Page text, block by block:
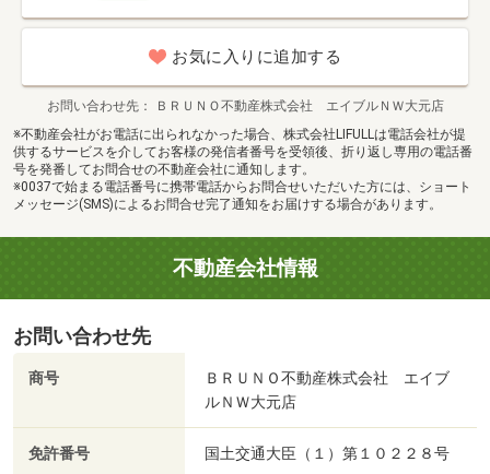
お気に入りに追加する
お問い合わせ先
ＢＲＵＮＯ不動産株式会社 エイブルＮＷ大元店
※不動産会社がお電話に出られなかった場合、株式会社LIFULLは電話会社が提
供するサービスを介してお客様の発信者番号を受領後、折り返し専用の電話番
号を発番してお問合せの不動産会社に通知します。
※0037で始まる電話番号に携帯電話からお問合せいただいた方には、ショート
メッセージ(SMS)によるお問合せ完了通知をお届けする場合があります。
不動産会社情報
お問い合わせ先
商号
ＢＲＵＮＯ不動産株式会社 エイブ
ルＮＷ大元店
免許番号 国土交通大臣（１）第１０２２８号